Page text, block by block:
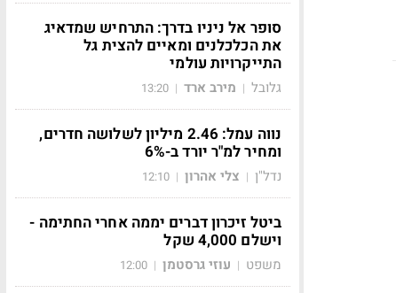
סופר אל ניניו בדרך: התרחיש שמדאיג
את הכלכלנים ומאיים להצית גל
התייקרויות עולמי
גלובל | מירב ארד |
13:20
נווה עמל: 2.46 מיליון לשלושה חדרים,
ומחיר למ"ר יורד ב-6%
נדל"ן | צלי אהרון |
12:10
ביטל זיכרון דברים יממה אחרי החתימה -
וישלם 4,000 שקל
משפט | עוזי גרסטמן |
12:00